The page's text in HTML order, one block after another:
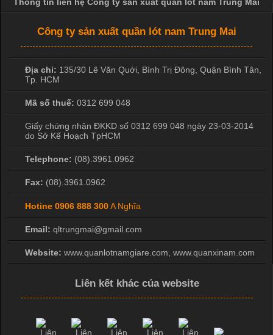
Vì Sao Cơ Sở Sản Xuất Quần Lót Nam Ưa Chuộng Vải
Cotton?
Vải cotton là một trong những chất liệu được sử dụng rộng rãi
nhất trong ngành dệt may nhờ đặc tính mềm mại, thoáng mát
và thấm hút mồ hôi tốt. Đây cũng là loại vải được nhiều công ty
sản xuất quần lót nam lựa chọn để tạo ra các sản phẩm chất
lượng, phù hợp với nhu cầu sử dụng
Thông tin liên hệ Công ty sản xuất quần lót nam Trung Mai
Công ty sản xuất quần lót nam Trung Mai
Địa chỉ: 135/30 Lê Văn Quới, Bình Trị Đông Quận Bình Tân
Tp. HCM
Mã số thuế: 0312 699 048
Giấy chứng nhận ĐKKD số 0312 699 048 ngày 23-03-2014
do Sở Kế Hoạch TpHCM
Telephone: (08).3961.0962
Fax: (08).3961.0962
Hotine 0906 888 300A Nghĩa
Email: qltrungmai@gmail.com
Website: www.quanlotnamgiare.com, www.quanxinam.com
Liên kết khác của website